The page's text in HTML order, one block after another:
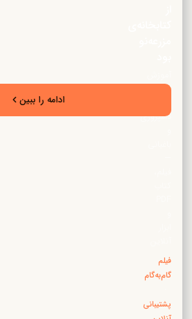
تخصصی
دامپروری
فیلم
گام‌به‌گام
پشتیبانی
ادامه را ببین